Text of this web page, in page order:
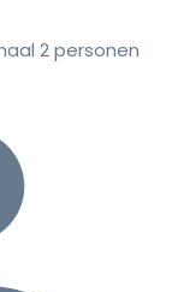
2 personen